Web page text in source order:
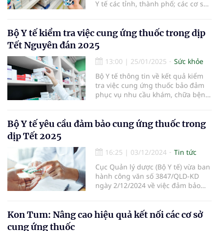
Y tế các tỉnh, thành phố; các cơ sở
mùa mưa lũ năm 2025.
Bộ Y tế kiểm tra việc cung ứng thuốc trong dịp
Tết Nguyên đán 2025
13:00 | 25/01/2025
Sức khỏe
Bộ Y tế thông tin về kết quả kiểm
tra việc cung ứng thuốc bảo đảm
phục vụ nhu cầu khám, chữa bệnh
bàn Hà Nội.
Bộ Y tế yêu cầu đảm bảo cung ứng thuốc trong
dịp Tết 2025
16:25 | 03/12/2024
Tin tức
Cục Quản lý dược (Bộ Y tế) vừa ban
hành công văn số 3847/QLD-KD
ngày 2/12/2024 về việc đảm bảo
thuốc trong dịp Tết Dương lịch và
Tết Nguyên đán Ất Tỵ 2025.
Kon Tum: Nâng cao hiệu quả kết nối các cơ sở
cung ứng thuốc